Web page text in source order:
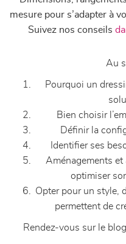
mesure pour s’adapter à
Suivez nos conseils
Au
Pourquoi un
Bien choisir
Définir la
Identifier ses
Aménagements
optimiser
Opter pour un style,
permettent de
Rendez-vous sur le